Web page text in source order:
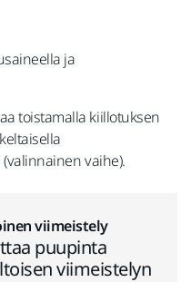
ja
toistamalla kiillotuksen
vaihe).
viimeistely
puupinta
viimeistelyn